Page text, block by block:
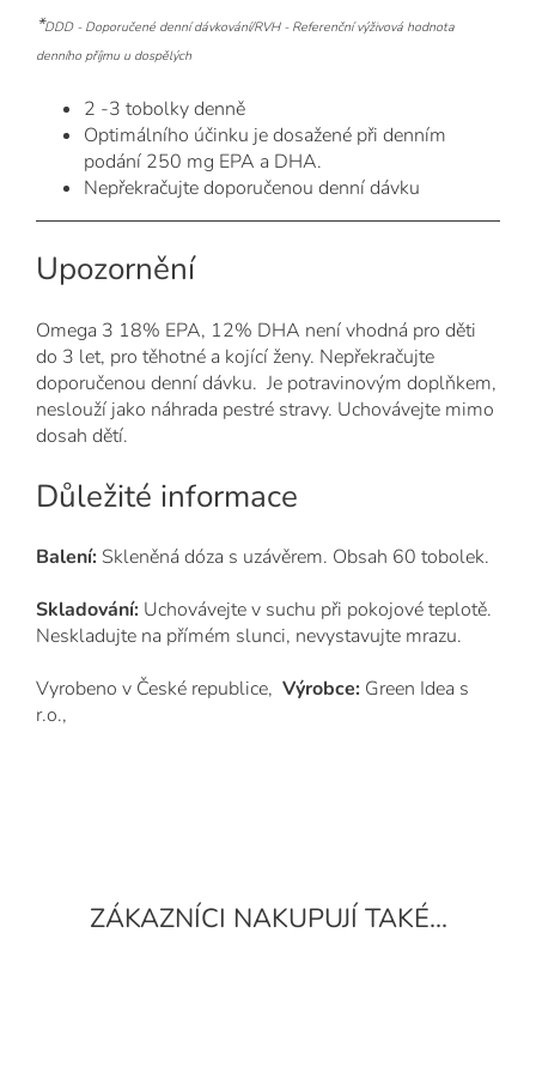
*DDD - Doporučené denní dávkování/RVH - Referenční výživová hodnota
denního příjmu u dospělých
2 -3 tobolky denně
Optimálního účinku je dosažené při denním
podání 250 mg EPA a DHA.
Nepřekračujte doporučenou denní dávku
Upozornění
Omega 3 18% EPA, 12% DHA není vhodná pro děti
do 3 let, pro těhotné a kojící ženy. Nepřekračujte
doporučenou denní dávku. Je potravinovým doplňkem,
neslouží jako náhrada pestré stravy. Uchovávejte mimo
dosah dětí.
Důležité informace
Balení: Skleněná dóza s uzávěrem. Obsah 60 tobolek.
Skladování: Uchovávejte v suchu při pokojové teplotě.
Neskladujte na přímém slunci, nevystavujte mrazu.
Vyrobeno v České republice, Výrobce: Green Idea s
r.o.,